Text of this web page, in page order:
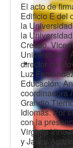
El acto de
Edificio E del
la
la
Crespo,
Universitaria;
director de
Luz
Educación;
coordinadora
Grandio
Idiomas. Por
con la
Virginia
y Javier